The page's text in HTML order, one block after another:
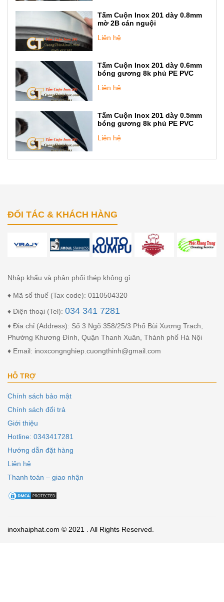
Tấm Cuộn Inox 201 dày 0.8mm
mờ 2B cán nguội
Liên hệ
Tấm Cuộn Inox 201 dày 0.6mm
bóng gương 8k phủ PE PVC
Liên hệ
Tấm Cuộn Inox 201 dày 0.5mm
bóng gương 8k phủ PE PVC
Liên hệ
ĐỐI TÁC & KHÁCH HÀNG
Nhập khẩu và phân phối thép không gỉ
♦ Mã số thuế (Tax code): 0110504320
♦ Điện thoại (Tel): 034 341 7281
♦ Địa chỉ (Address): Số 3 Ngõ 358/25/3 Phố Bùi Xương Trạch,
Phường Khương Đình, Quận Thanh Xuân, Thành phố Hà Nội
♦ Email: inoxcongnghiep.cuongthinh@gmail.com
HỖ TRỢ
Chính sách bảo mật
Chính sách đổi trả
Giới thiệu
Hotline: 0343417281
Hướng dẫn đặt hàng
Liên hệ
Thanh toán – giao nhận
inoxhaiphat.com © 2021 . All Rights Reserved.